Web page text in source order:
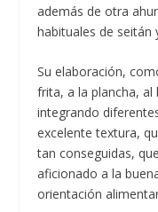
además de otra
habituales de
Su elaboración,
frita, a la plancha,
integrando
excelente textura,
tan conseguidas,
aficionado a la
orientación